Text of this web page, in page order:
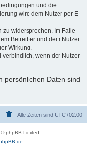
und die
wird dem Nutzer per E-
zu widersprechen. Im Falle
Betreiber und dem Nutzer
Wirkung.
verbindlich, wenn der Nutzer
persönlichen Daten sind
Alle Zeiten sind UTC+02:00
phpBB Limited
phpBB.de